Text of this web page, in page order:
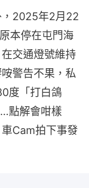
，2025年2月22
本停在屯門海
交通燈號維持
警告不果，私
度「打白鴿
點解會咁樣
Cam拍下事發